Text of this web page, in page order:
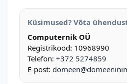
Küsimused? Võta
Computernik OÜ
Registrikood: 10968990
Telefon: +372 5274859
E-post: